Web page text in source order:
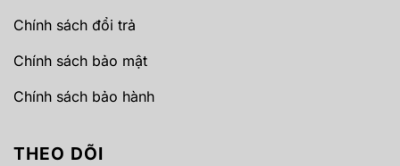
Chính sách đổi trả
Chính sách bảo mật
Chính sách bảo hành
THEO DÕI